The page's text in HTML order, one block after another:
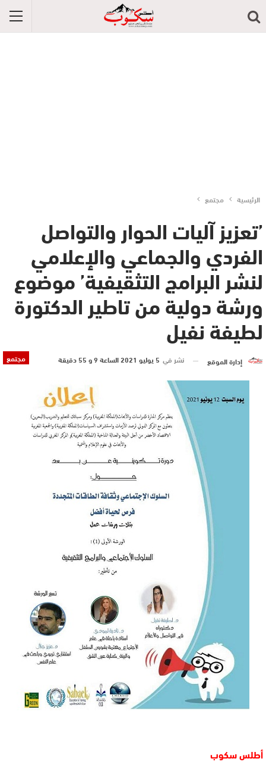
الرئيسية مجتمع
’تعزيز آليات الحوار والتواصل
الفردي والجماعي والإعلامي
لنشر البرامج التثقيفية’ موضوع
ورشة دولية من تاطير الدكتورة
لطيفة نفيل
مجتمع إدارة الموقع نشر في 5 يوليو 2021 الساعة 9 و 55 دقيقة
أطلس سكوب